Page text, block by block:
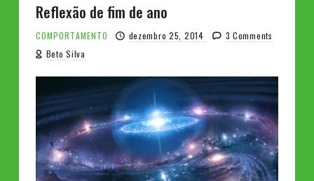
Reflexão de fim de ano
COMPORTAMENTO dezembro 25, 2014
3 Comments
Beto Silva